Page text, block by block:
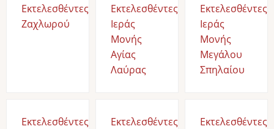
Εκτελεσθέντες
Ζαχλωρού
Εκτελεσθέντες
Ιεράς
Μονής
Αγίας
Λαύρας
Εκτελεσθέντες
Ιεράς
Μονής
Μεγάλου
Σπηλαίου
Εκτελεσθέντες
Εκτελεσθέντες
Εκτελεσθέντες